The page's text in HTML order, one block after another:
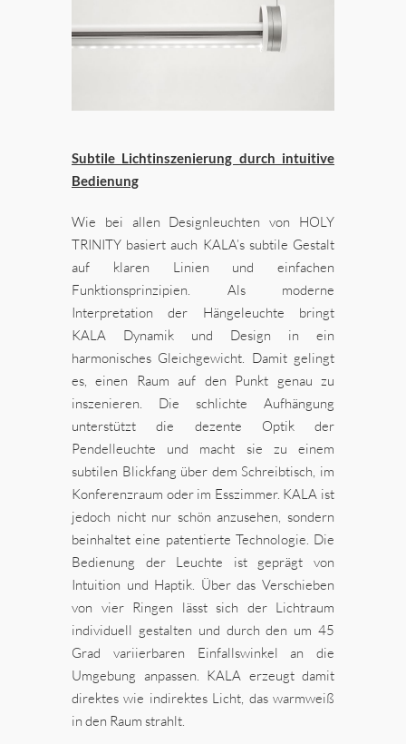
Subtile Lichtinszenierung durch intuitive
Bedienung
Wie bei allen Designleuchten von HOLY
TRINITY basiert auch KALA’s subtile Gestalt
auf klaren Linien und einfachen
Funktionsprinzipien. Als moderne
Interpretation der Hängeleuchte bringt
KALA Dynamik und Design in ein
harmonisches Gleichgewicht. Damit gelingt
es, einen Raum auf den Punkt genau zu
inszenieren. Die schlichte Aufhängung
unterstützt die dezente Optik der
Pendelleuchte und macht sie zu einem
subtilen Blickfang über dem Schreibtisch, im
Konferenzraum oder im Esszimmer. KALA ist
jedoch nicht nur schön anzusehen, sondern
beinhaltet eine patentierte Technologie. Die
Bedienung der Leuchte ist geprägt von
Intuition und Haptik. Über das Verschieben
von vier Ringen lässt sich der Lichtraum
individuell gestalten und durch den um 45
Grad variierbaren Einfallswinkel an die
Umgebung anpassen. KALA erzeugt damit
direktes wie indirektes Licht, das warmweiß
in den Raum strahlt.